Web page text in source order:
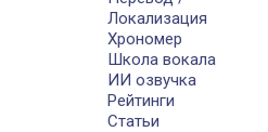
Локализация
Хрономер
Школа вокала
ИИ озвучка
Рейтинги
Статьи